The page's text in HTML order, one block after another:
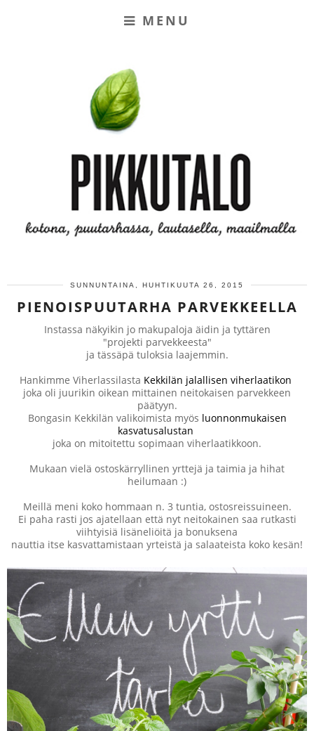
MENU
SUNNUNTAINA, HUHTIKUUTA 26, 2015
PIENOISPUUTARHA PARVEKKEELLA
Instassa näkyikin jo makupaloja äidin ja tyttären
"projekti parvekkeesta"
ja tässäpä tuloksia laajemmin.
Hankimme Viherlassilasta Kekkilän jalallisen viherlaatikon
joka oli juurikin oikean mittainen neitokaisen parvekkeen
päätyyn.
Bongasin Kekkilän valikoimista myös luonnonmukaisen
kasvatusalustan
joka on mitoitettu sopimaan viherlaatikkoon.
Mukaan vielä ostoskärryllinen yrttejä ja taimia ja hihat
heilumaan :)
Meillä meni koko hommaan n. 3 tuntia, ostosreissuineen.
Ei paha rasti jos ajatellaan että nyt neitokainen saa rutkasti
viihtyisiä lisäneliöitä ja bonuksena
nauttia itse kasvattamistaan yrteistä ja salaateista koko kesän!